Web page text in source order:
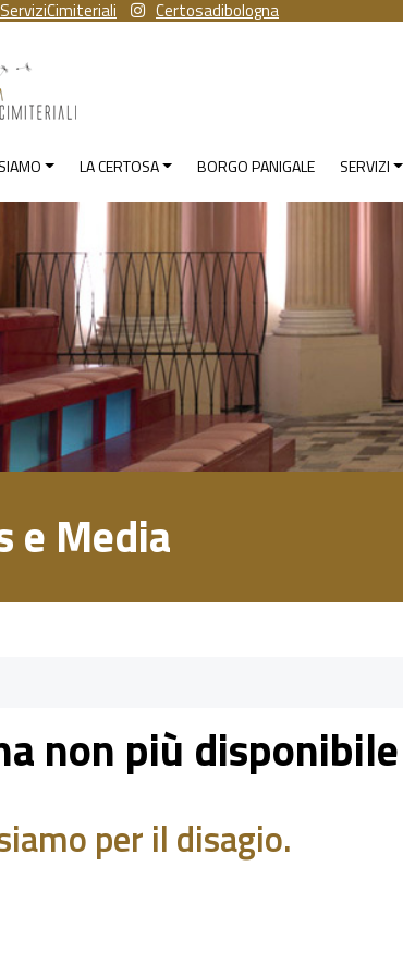
Certosadibologna
LA CERTOSA BORGO PANIGALE SERVIZI
e Media
non più disponibile
per il disagio.